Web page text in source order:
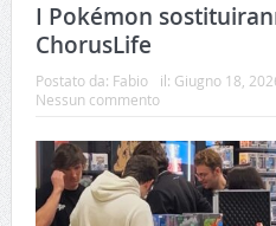
I Pokémon
ChorusLife
Postato da: Fabio il: Giugno 18,
Nessun commento